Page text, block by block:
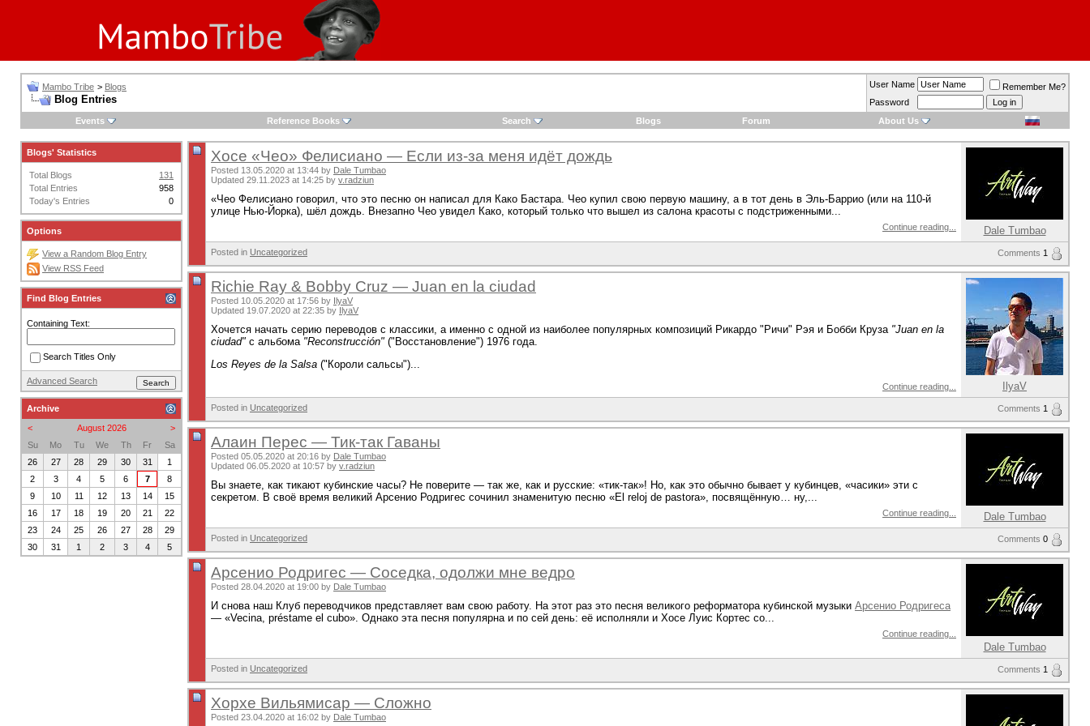
Mambo Tribe > Blogs
Blog Entries
User Name
Remember Me?
Password
Events
Reference Books Search Blogs Forum About Us
Хосе «Чео» Фелисиано — Если из-за меня идёт дождь
Posted 13.05.2020 at 13:44 by Dale Tumbao
Updated 29.11.2023 at 14:25 by v.radziun
«Чео Фелисиано говорил, что это песню он написал для Како Бастара. Чео купил свою первую машину, а в тот день в Эль-Баррио (или на 110-й
улице Нью-Йорка), шёл дождь. Внезапно Чео увидел Како, который только что вышел из салона красоты с подстриженными...
Continue reading... Dale Tumbao
Posted in Uncategorized Comments 1
Richie Ray & Bobby Cruz — Juan en la ciudad
Posted 10.05.2020 at 17:56 by IlyaV
Updated 19.07.2020 at 22:35 by IlyaV
Хочется начать серию переводов с классики, а именно с одной из наиболее популярных композиций Рикардо "Ричи" Рэя и Бобби Круза "Juan en la
ciudad" c альбома "Reconstrucción" ("Восстановление") 1976 года.
Los Reyes de la Salsa ("Короли сальсы")...
Continue reading... IlyaV
Posted in Uncategorized Comments 1
Алаин Перес — Тик-так Гаваны
Posted 05.05.2020 at 20:16 by Dale Tumbao
Updated 06.05.2020 at 10:57 by v.radziun
Вы знаете, как тикают кубинские часы? Не поверите — так же, как и русские: «тик-так»! Но, как это обычно бывает у кубинцев, «часики» эти с
секретом. В своё время великий Арсенио Родригес сочинил знаменитую песню «El reloj de pastora», посвящённую… ну,...
Continue reading... Dale Tumbao
Posted in Uncategorized Comments 0
Арсенио Родригес — Соседка, одолжи мне ведро
Posted 28.04.2020 at 19:00 by Dale Tumbao
И снова наш Клуб переводчиков представляет вам свою работу. На этот раз это песня великого реформатора кубинской музыки Арсенио Родригеса
— «Vecina, préstame el cubo». Однако эта песня популярна и по сей день: её исполняли и Хосе Луис Кортес со...
Continue reading...
Dale Tumbao
Posted in Uncategorized Comments 1
Хорхе Вильямисар — Сложно
Posted 23.04.2020 at 16:02 by Dale Tumbao
Blogs' Statistics
Total Blogs
131
Total Entries
958
Today's Entries
0
Options
View a Random Blog Entry
View RSS Feed
Find Blog Entries
Containing Text:
Search Titles Only
Advanced Search
Archive
<
>
August 2026
Su
Mo Tu We Th Fr
Sa
26
27 28 29 30 31
1
2
3 4 5 6 7
8
9
10 11 12 13 14
15
16
17 18 19 20 21
22
23
24 25 26 27 28
29
30
31 1 2 3 4 5